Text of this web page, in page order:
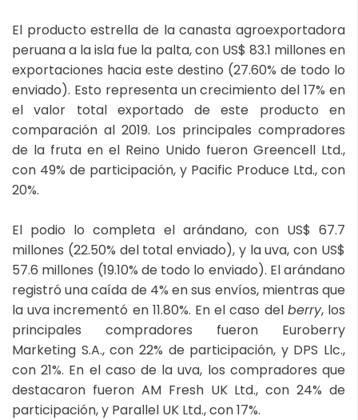
El producto estrella de la canasta agroexportadora
peruana a la isla fue la palta, con US$ 83.1 millones en
exportaciones hacia este destino (27.60% de todo lo
enviado). Esto representa un crecimiento del 17% en
el valor total exportado de este producto en
comparación al 2019. Los principales compradores
de la fruta en el Reino Unido fueron Greencell Ltd.,
con 49% de participación, y Pacific Produce Ltd., con
20%.
El podio lo completa el arándano, con US$ 67.7
millones (22.50% del total enviado), y la uva, con US$
57.6 millones (19.10% de todo lo enviado). El arándano
registró una caída de 4% en sus envíos, mientras que
la uva incrementó en 11.80%. En el caso del berry, los
principales compradores fueron Euroberry
Marketing S.A., con 22% de participación, y DPS Llc.,
con 21%. En el caso de la uva, los compradores que
destacaron fueron AM Fresh UK Ltd., con 24% de
participación, y Parallel UK Ltd., con 17%.